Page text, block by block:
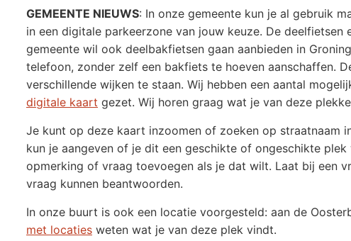
GEMEENTE NIEUWS: In onze gemeente kun je al gebruik
in een digitale parkeerzone van jouw keuze. De
gemeente wil ook deelbakfietsen gaan aanbieden in
telefoon, zonder zelf een bakfiets te hoeven aanschaffen.
verschillende wijken te staan. Wij hebben een aantal
digitale kaart gezet. Wij horen graag wat je van deze
Je kunt op deze kaart inzoomen of zoeken op straatnaam
kun je aangeven of je dit een geschikte of ongeschikte
opmerking of vraag toevoegen als je dat wilt. Laat bij een
vraag kunnen beantwoorden.
In onze buurt is ook een locatie voorgesteld: aan de
met locaties weten wat je van deze plek vindt.